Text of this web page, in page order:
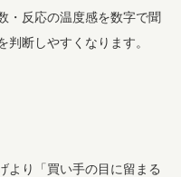
・反応の温度感を数字で聞
断しやすくなります。
より「買い手の目に留まる